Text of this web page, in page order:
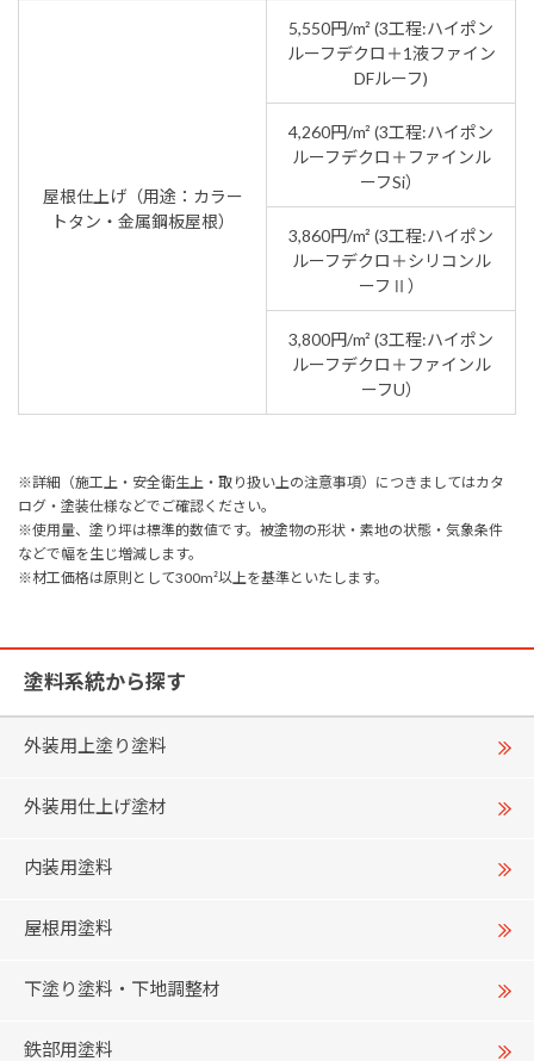
屋根仕上げ（用途：カラー
トタン・金属鋼板屋根）
5,550円/m² (3工程:ハイポン
ルーフデクロ＋1液ファイン
DFルーフ)
4,260円/m² (3工程:ハイポン
ルーフデクロ＋ファインル
ーフSi）
3,860円/m² (3工程:ハイポン
ルーフデクロ＋シリコンル
ーフⅡ）
3,800円/m² (3工程:ハイポン
ルーフデクロ＋ファインル
ーフU）
※詳細（施工上・安全衛生上・取り扱い上の注意事項）につきましてはカタ
ログ・塗装仕様などでご確認ください。
※使用量、塗り坪は標準的数値です。被塗物の形状・素地の状態・気象条件
などで幅を生じ増減します。
※材工価格は原則として300m²以上を基準といたします。
塗料系統から探す
外装用上塗り塗料
外装用仕上げ塗材
内装用塗料
屋根用塗料
下塗り塗料・下地調整材
鉄部用塗料